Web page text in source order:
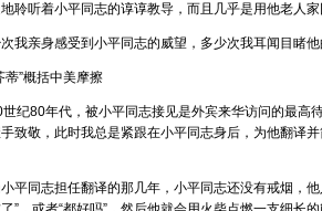
聆听着小平同志的谆谆教导，而且几乎是用他老人
亲身感受到小平同志的威望，多少次我耳闻目睹他
”概括中美摩擦
80年代，被小平同志接见是外宾来华访问的最高
致敬，此时我总是紧跟在小平同志身后，为他翻译
同志担任翻译的那几年，小平同志还没有戒烟，他